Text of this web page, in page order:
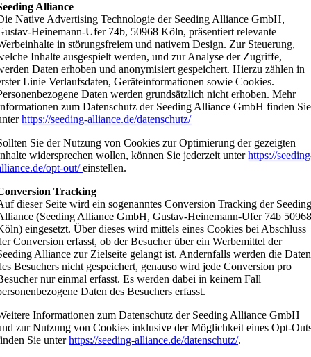
Alliance
Native Advertising Technologie der Seeding Alliance GmbH,
Heinemann-Ufer 74b, 50968 Köln, präsentiert relevante
in störungsfreiem und nativem Design. Zur Steuerung,
Inhalte ausgespielt werden, und zur Analyse der Zugriffe,
Daten erhoben und anonymisiert gespeichert. Hierzu zählen in
Linie Verlaufsdaten, Geräteinformationen sowie Cookies.
Daten werden grundsätzlich nicht erhoben. Mehr
zum Datenschutz der Seeding Alliance GmbH finden Sie
https://seeding-alliance.de/datenschutz/
Sie der Nutzung von Cookies zur Optimierung der gezeigten
widersprechen wollen, können Sie jederzeit unterhttps://
opt-out/einstellen.
Tracking
dieser Seite wird ein sogenanntes Conversion Tracking der
(Seeding Alliance GmbH, Gustav-Heinemann-Ufer 74b
eingesetzt. Über dieses wird mittels eines Cookies bei Abschluss
Conversion erfasst, ob der Besucher über ein Werbemittel der
Alliance zur Zielseite gelangt ist. Andernfalls werden die Daten
Besuchers nicht gespeichert, genauso wird jede Conversion pro
nur einmal erfasst. Es werden dabei in keinem Fall
Daten des Besuchers erfasst.
Informationen zum Datenschutz der Seeding Alliance GmbH
zur Nutzung von Cookies inklusive der Möglichkeit eines Opt-
Sie unterhttps://seeding-alliance.de/datenschutz/.